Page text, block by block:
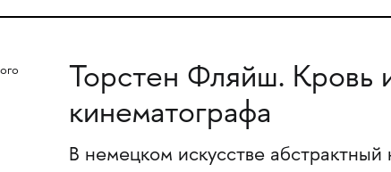
Торстен Фляйш. Кровь
кинематографа
В немецком искусстве